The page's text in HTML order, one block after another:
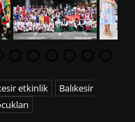
etkinlik
Balıkesir